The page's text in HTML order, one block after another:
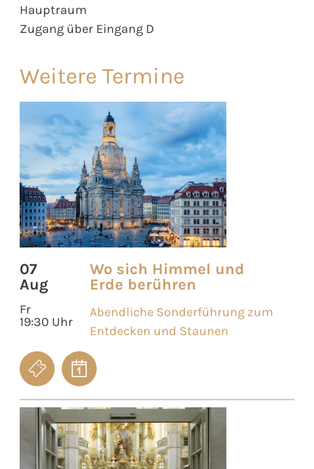
Hauptraum
Zugang über Eingang D
Weitere Termine
07
Aug
Fr
19:30 Uhr
Wo sich Himmel und
Erde berühren
Abendliche Sonderführung zum
Entdecken und Staunen